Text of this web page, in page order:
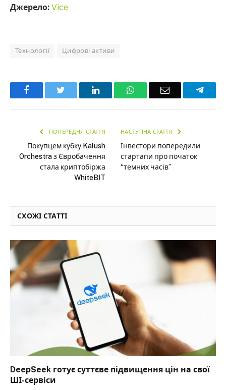
Джерело: Vice
Технології Цифрові активи
Facebook LinkedInWhatsAppEmail
ПОПЕРЕДНЯ СТАТТЯ
Покупцем кубку Kalush
Orchestra з Євробачення
стала криптобіржа
WhiteBIT
НАСТУПНА СТАТТЯ
Інвестори попередили
стартапи про початок
“темних часів”
СХОЖІ СТАТТІ
DeepSeek готує суттєве підвищення цін на свої
ШІ-сервіси